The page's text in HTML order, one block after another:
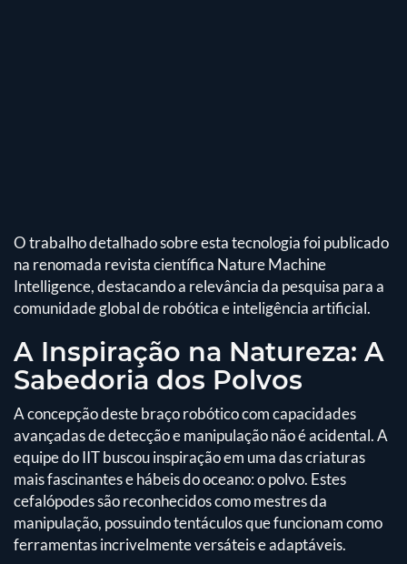
O trabalho detalhado sobre esta tecnologia foi publicado
na renomada revista científica Nature Machine
Intelligence, destacando a relevância da pesquisa para a
comunidade global de robótica e inteligência artificial.
A Inspiração na Natureza: A
Sabedoria dos Polvos
A concepção deste braço robótico com capacidades
avançadas de detecção e manipulação não é acidental. A
equipe do IIT buscou inspiração em uma das criaturas
mais fascinantes e hábeis do oceano: o polvo. Estes
cefalópodes são reconhecidos como mestres da
manipulação, possuindo tentáculos que funcionam como
ferramentas incrivelmente versáteis e adaptáveis.